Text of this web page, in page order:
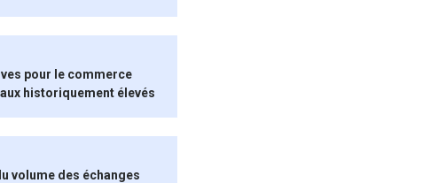
pour le commerce
historiquement élevés
volume des échanges